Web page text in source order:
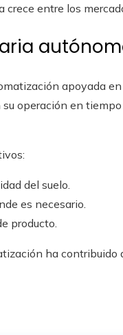
entre los
apoyada
operación en
del suelo.
es necesario.
producto.
ha contribuido